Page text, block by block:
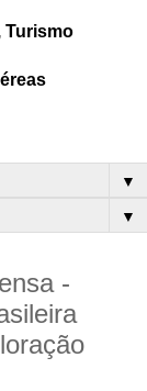
Turismo
▼
▼
-